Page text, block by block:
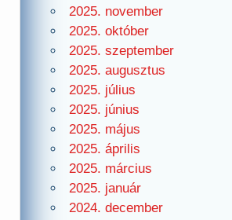
2025. november
2025. október
2025. szeptember
2025. augusztus
2025. július
2025. június
2025. május
2025. április
2025. március
2025. január
2024. december